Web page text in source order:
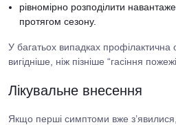
рівномірно розподілити
протягом сезону.
У багатьох випадках профілактична
вигідніше, ніж пізніше “гасіння
Лікувальне внесення
Якщо перші симптоми вже з’явилися,